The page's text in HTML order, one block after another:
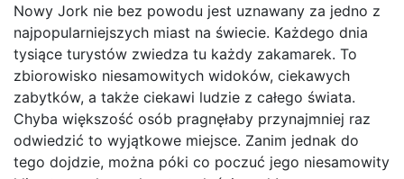
Nowy Jork nie bez powodu jest uznawany za jedno z
najpopularniejszych miast na świecie. Każdego dnia
tysiące turystów zwiedza tu każdy zakamarek. To
zbiorowisko niesamowitych widoków, ciekawych
zabytków, a także ciekawi ludzie z całego świata.
Chyba większość osób pragnęłaby przynajmniej raz
odwiedzić to wyjątkowe miejsce. Zanim jednak do
tego dojdzie, można póki co poczuć jego niesamowity